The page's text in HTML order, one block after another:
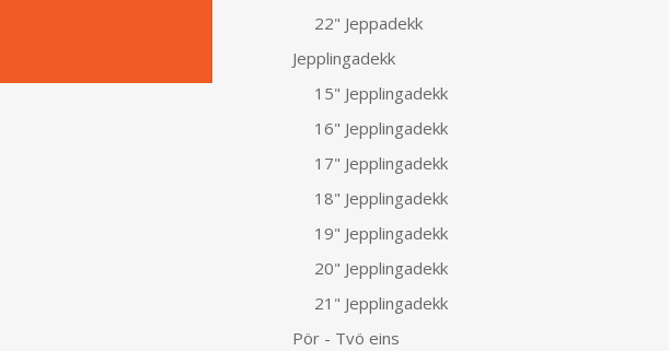
22" Jeppadekk
Jepplingadekk
15" Jepplingadekk
16" Jepplingadekk
17" Jepplingadekk
18" Jepplingadekk
19" Jepplingadekk
20" Jepplingadekk
21" Jepplingadekk
Pör - Tvö eins